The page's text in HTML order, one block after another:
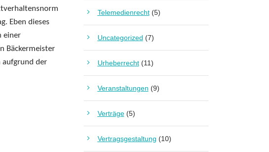
Eben dieses
einer
Bäckermeister
aufgrund der
Telemedienrecht(5)
Uncategorized (7)
Urheberrecht(11)
Veranstaltungen (9)
Verträge(5)
Vertragsgestaltung (10)